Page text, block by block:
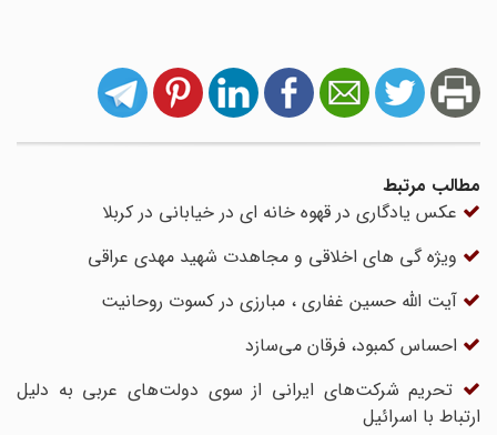
مطالب مرتبط
عکس یادگاری در قهوه خانه ای در خیابانی در کربلا
ویژه گی های اخلاقی و مجاهدت شهید مهدی عراقی
آیت الله حسین غفاری ، مبارزی در کسوت روحانیت
احساس کمبود، فرقان می‌سازد
تحریم شرکت‌های ایرانی از سوی دولت‌های عربی به دلیل
ارتباط با اسرائیل